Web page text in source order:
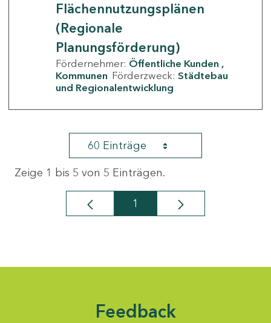
Flächennutzungsplänen
(Regionale
Planungsförderung)
Fördernehmer: Öffentliche Kunden
Kommunen Förderzweck: Städtebau
und Regionalentwicklung
60 Einträge
Zeige 1 bis 5 von 5 Einträgen.
Seite
1
Feedback